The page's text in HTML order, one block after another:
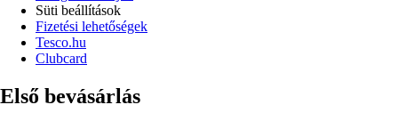
Süti beállítások
Fizetési lehetőségek
Tesco.hu
Clubcard
Első bevásárlás